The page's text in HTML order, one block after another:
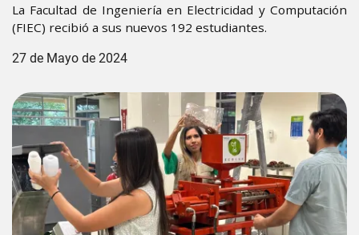
La Facultad de Ingeniería en Electricidad y Computación
(FIEC) recibió a sus nuevos 192 estudiantes.
27 de Mayo de 2024
Image